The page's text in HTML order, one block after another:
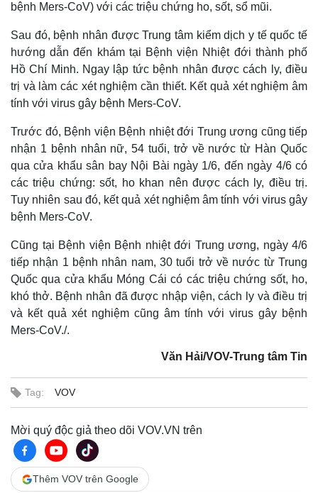
Thế giới
Quan sát
Cuộc sống đó đây
Hồ sơ
Multimedia
bệnh Mers-CoV) với các triệu chứng ho, sốt, sổ mũi.
Sau đó, bệnh nhân được Trung tâm kiểm dịch y tế quốc tế
hướng dẫn đến khám tại Bệnh viện Nhiệt đới thành phố
Hồ Chí Minh. Ngay lập tức bệnh nhân được cách ly, điều
trị và làm các xét nghiệm cần thiết. Kết quả xét nghiệm âm
tính với virus gây bệnh Mers-CoV.
Trước đó, Bệnh viện Bệnh nhiệt đới Trung ương cũng tiếp
nhận 1 bệnh nhân nữ, 54 tuổi, trở về nước từ Hàn Quốc
qua cửa khẩu sân bay Nội Bài ngày 1/6, đến ngày 4/6 có
các triệu chứng: sốt, ho khan nên được cách ly, điều trị.
Tuy nhiên sau đó, kết quả xét nghiệm âm tính với virus gây
bệnh Mers-CoV.
Cũng tại Bệnh viện Bệnh nhiệt đới Trung ương, ngày 4/6
tiếp nhận 1 bệnh nhân nam, 30 tuổi trở về nước từ Trung
Quốc qua cửa khẩu Móng Cái có các triệu chứng sốt, ho,
khó thở. Bệnh nhân đã được nhập viện, cách ly và điều trị
và kết quả xét nghiệm cũng âm tính với virus gây bệnh
Mers-CoV./.
Văn Hải/VOV-Trung tâm Tin
Tag: VOV
Mời quý độc giả theo dõi VOV.VN trên
Thêm VOV trên Google